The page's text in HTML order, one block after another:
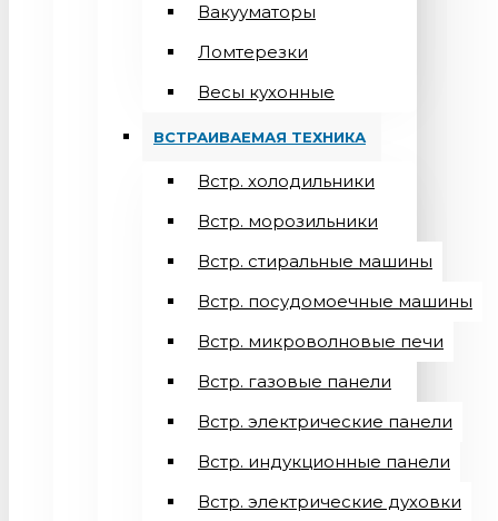
Вакууматоры
Ломтерезки
Весы кухонные
ВСТРАИВАЕМАЯ ТЕХНИКА
Встр. холодильники
Встр. морозильники
Встр. стиральные машины
Встр. посудомоечные машины
Встр. микроволновые печи
Встр. газовые панели
Встр. электрические панели
Встр. индукционные панели
Встр. электрические духовки